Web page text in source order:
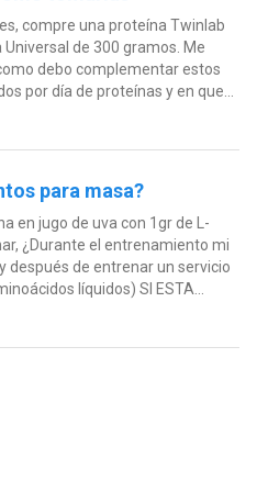
compre una proteína Twinlab
de 300 gramos. Me
debo complementar estos
por día de proteínas y en que...
para masa?
en jugo de uva con 1gr de L-
¿Durante el entrenamiento mi
después de entrenar un servicio
líquidos) SI ESTA...